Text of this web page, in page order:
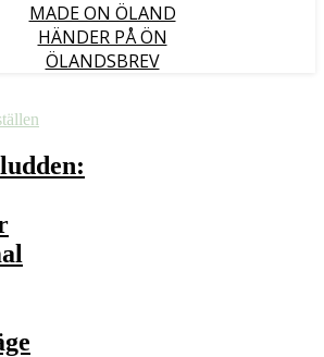
MADE ON ÖLAND
HÄNDER PÅ ÖN
ÖLANDSBREV